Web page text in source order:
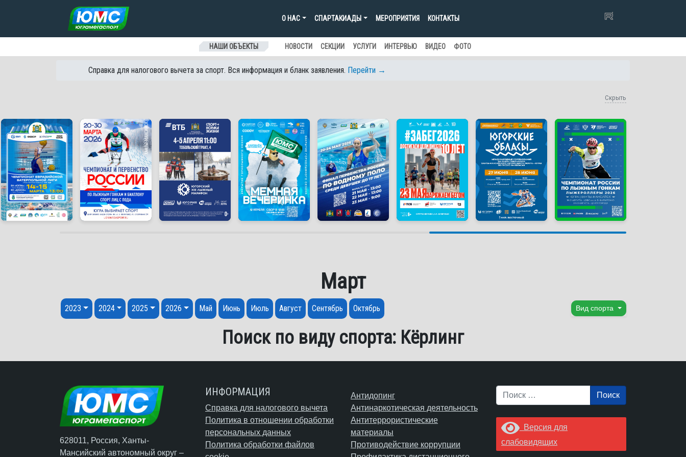
Перейти к содержанию
О НАС СПАРТАКИАДЫ МЕРОПРИЯТИЯ КОНТАКТЫ
НАШИ ОБЪЕКТЫ НОВОСТИ СЕКЦИИ УСЛУГИ ИНТЕРВЬЮ ВИДЕО ФОТО
Справка для налогового вычета за спорт. Вся информация и бланк заявления. Перейти →
Скрыть
Март
Перейти к содержанию
2023 2024 2025 2026 Май Июнь Июль Август Сентябрь Октябрь Вид спорта
Поиск по виду спорта: Кёрлинг
628011, Россия, Ханты-
Мансийский автономный округ –
ИНФОРМАЦИЯ
Справка для налогового вычета
Политика в отношении обработки
персональных данных
Политика обработки файлов
Антидопинг
Антинаркотическая деятельность
Антитеррористические
материалы
Противодействие коррупции
Поиск
Версия для
слабовидящих